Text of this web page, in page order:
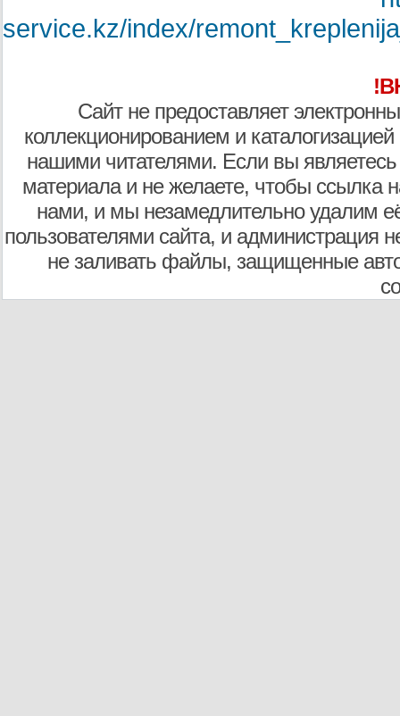
service.kz/index/
Сайт не предоставляет
коллекционированием и
нашими читателями. Если вы являетесь
материала и не желаете, чтобы ссылка
нами, и мы незамедлительно удалим
пользователями сайта, и администрация
не заливать файлы, защищенные